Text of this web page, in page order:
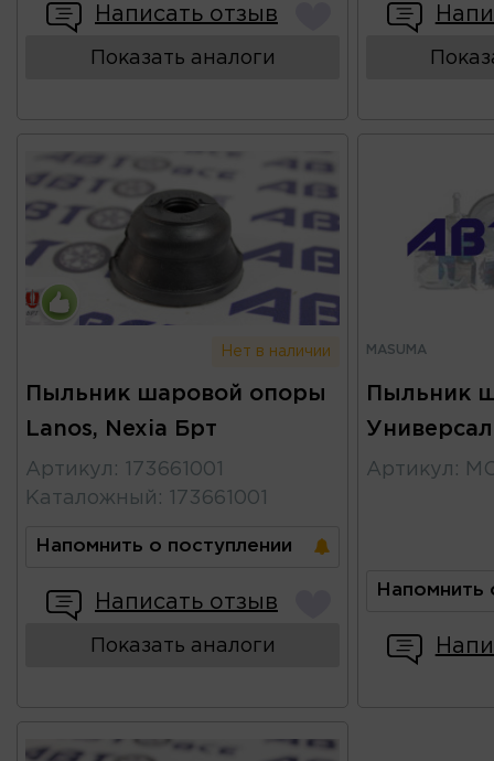
Написать отзыв
Показать аналоги
Нет в наличии
Пыльник шаровой опоры
Lanos, Nexia Брт
Артикул :
173661001
Каталожный : 173661001
Напомнить о поступлении
Написать отзыв
Показать аналоги
MASUMA
Пыльник
Артикул :
Напомнить